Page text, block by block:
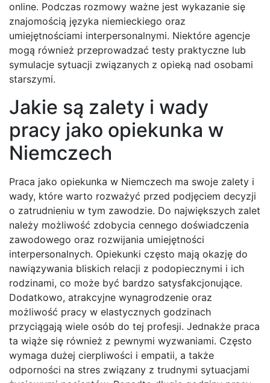
online. Podczas rozmowy ważne jest wykazanie się
znajomością języka niemieckiego oraz
umiejętnościami interpersonalnymi. Niektóre agencje
mogą również przeprowadzać testy praktyczne lub
symulacje sytuacji związanych z opieką nad osobami
starszymi.
Jakie są zalety i wady
pracy jako opiekunka w
Niemczech
Praca jako opiekunka w Niemczech ma swoje zalety i
wady, które warto rozważyć przed podjęciem decyzji
o zatrudnieniu w tym zawodzie. Do największych zalet
należy możliwość zdobycia cennego doświadczenia
zawodowego oraz rozwijania umiejętności
interpersonalnych. Opiekunki często mają okazję do
nawiązywania bliskich relacji z podopiecznymi i ich
rodzinami, co może być bardzo satysfakcjonujące.
Dodatkowo, atrakcyjne wynagrodzenie oraz
możliwość pracy w elastycznych godzinach
przyciągają wiele osób do tej profesji. Jednakże praca
ta wiąże się również z pewnymi wyzwaniami. Często
wymaga dużej cierpliwości i empatii, a także
odporności na stres związany z trudnymi sytuacjami